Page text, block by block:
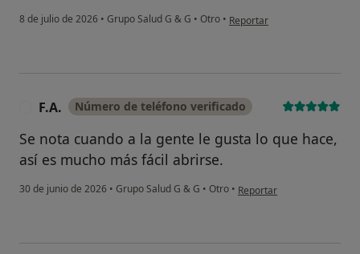
8 de julio de 2026 • Grupo Salud G & G • Otro • en opinión del usuario JGF
Reportar
F.A. Número de teléfono verificado
Se nota cuando a la gente le gusta lo que hace,
así es mucho más fácil abrirse.
30 de junio de 2026 • Grupo Salud G & G • Otro • en opinión del usuario F.A.
Reportar